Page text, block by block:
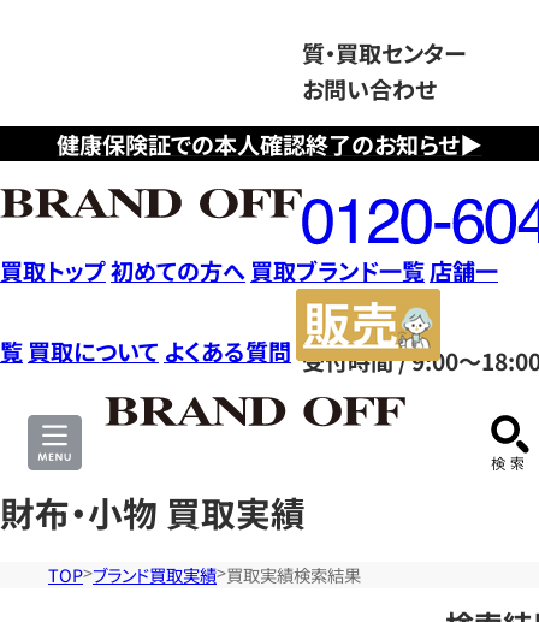
健康保険証での本人確認終了のお知らせ▶
質・買取センター
お問い合わせ
フ
リ
ー
ダ
イ
ヤ
ル
0120604117
受付時間 / 9:00～
買取トップ初めての方へ 買取ブランド一覧店舗一
覧 買取について よくある質問
サ
財布・小物 買取実績
TOP ブランド買取実績 買取実績検索結果